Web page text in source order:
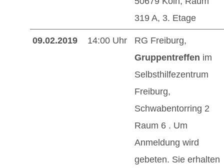
319 A, 3. Etage
09.02.2019 14:00 Uhr
RG Freiburg,
Gruppentreffen im
Selbsthilfezentrum
Freiburg,
Schwabentorring 2
Raum 6 . Um
Anmeldung wird
gebeten. Sie erhalten